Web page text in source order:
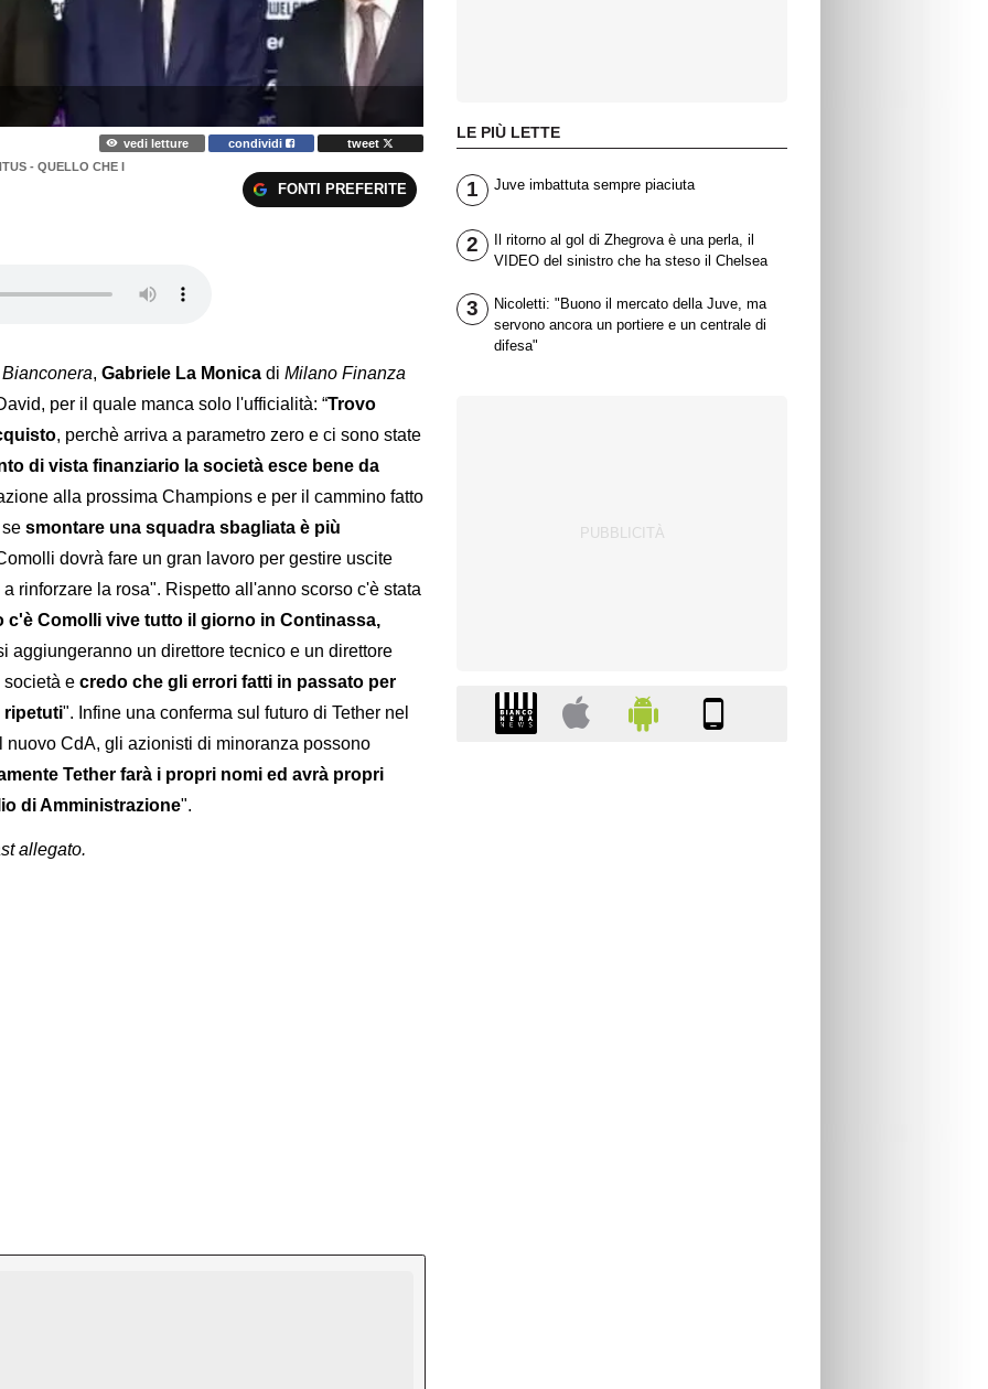
vedi letture condividi
tweet
- QUELLO CHE I
FONTI PREFERITE
, Gabriele La Monica di Milano Finanza
per il quale manca solo l'ufficialità: “Trovo
, perchè arriva a parametro zero e ci sono state
di vista finanziario la società esce bene da
alla prossima Champions e per il cammino fatto
smontare una squadra sbagliata è più
dovrà fare un gran lavoro per gestire uscite
rinforzare la rosa". Rispetto all'anno scorso c'è stata
c'è Comolli vive tutto il giorno in Continassa,
aggiungeranno un direttore tecnico e un direttore
società e credo che gli errori fatti in passato per
ripetuti". Infine una conferma sul futuro di Tether nel
CdA, gli azionisti di minoranza possono
Tether farà i propri nomi ed avrà propri
di Amministrazione".
allegato.
LE PIÙ LETTE
1 Juve imbattuta sempre piaciuta
2
Il ritorno al gol di Zhegrova è una perla, il
VIDEO del sinistro che ha steso il Chelsea
3
Nicoletti: "Buono il mercato della Juve, ma
servono ancora un portiere e un centrale di
difesa"